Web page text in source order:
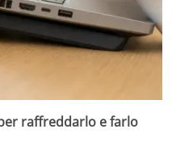
raffreddarlo e farlo